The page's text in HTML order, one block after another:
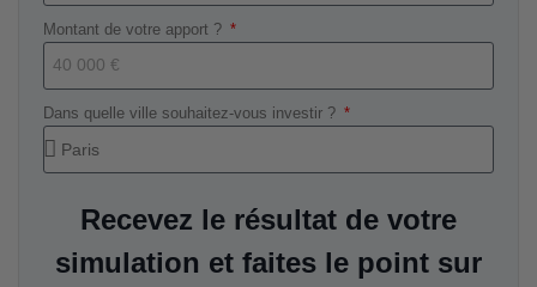
Montant de votre apport ?
Dans quelle ville souhaitez-vous investir ?
Recevez le résultat de votre
simulation et faites le point sur